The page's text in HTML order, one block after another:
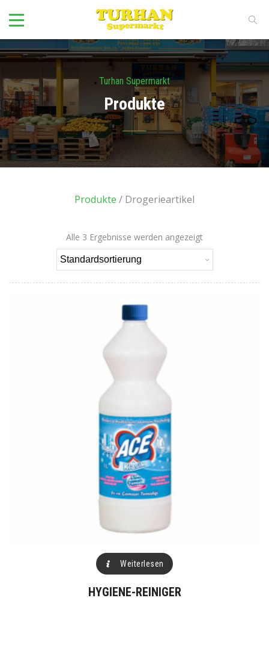
Turhan Supermarkt
Produkte
Produkte / Drogerieartikel
Alle 3 Ergebnisse werden angezeigt
Weiterlesen
HYGIENE-REINIGER